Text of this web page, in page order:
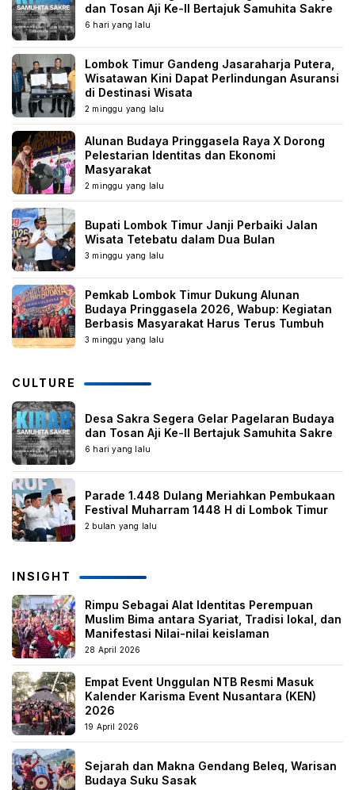
dan Tosan Aji Ke-II Bertajuk Samuhita Sakre
6 hari yang lalu
Lombok Timur Gandeng Jasaraharja Putera,
Wisatawan Kini Dapat Perlindungan Asuransi
di Destinasi Wisata
2 minggu yang lalu
Alunan Budaya Pringgasela Raya X Dorong
Pelestarian Identitas dan Ekonomi
Masyarakat
2 minggu yang lalu
Bupati Lombok Timur Janji Perbaiki Jalan
Wisata Tetebatu dalam Dua Bulan
3 minggu yang lalu
Pemkab Lombok Timur Dukung Alunan
Budaya Pringgasela 2026, Wabup: Kegiatan
Berbasis Masyarakat Harus Terus Tumbuh
3 minggu yang lalu
CULTURE
Desa Sakra Segera Gelar Pagelaran Budaya
dan Tosan Aji Ke-II Bertajuk Samuhita Sakre
6 hari yang lalu
Parade 1.448 Dulang Meriahkan Pembukaan
Festival Muharram 1448 H di Lombok Timur
2 bulan yang lalu
INSIGHT
Rimpu Sebagai Alat Identitas Perempuan
Muslim Bima antara Syariat, Tradisi lokal, dan
Manifestasi Nilai-nilai keislaman
28 April 2026
Empat Event Unggulan NTB Resmi Masuk
Kalender Karisma Event Nusantara (KEN)
2026
19 April 2026
Sejarah dan Makna Gendang Beleq, Warisan
Budaya Suku Sasak